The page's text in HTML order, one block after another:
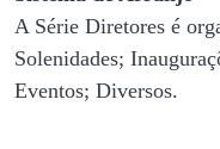
A Série Diretores é
Solenidades;
Eventos; Diversos.